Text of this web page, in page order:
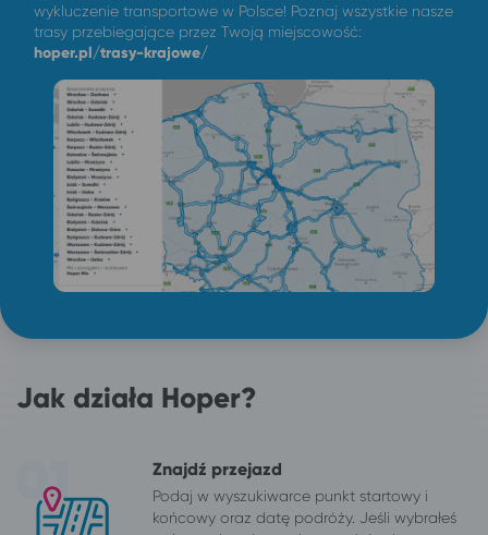
wykluczenie transportowe w Polsce! Poznaj wszystkie nasze
trasy przebiegające przez Twoją miejscowość:
hoper.pl/trasy-krajowe/
Jak działa Hoper?
Znajdź przejazd
Podaj w wyszukiwarce punkt startowy i
końcowy oraz datę podróży. Jeśli wybrałeś